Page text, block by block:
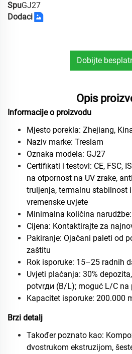
SpuGJ27
Dodaci
Dobijte
Opis
Informacije o proizvodu
Mjesto porekla: Zhejiang,
Naziv marke: Treslam
Oznaka modela: GJ27
Certifikati i testovi: CE, FSC,
na otpornost na UV zrake,
truljenja, termalnu stabilnost
vremenske uvjete
Minimalna količina
Cijena: Kontaktirajte za
Pakiranje: Ojačani paleti od
zaštitu
Rok isporuke: 15–25 radnih
Uvjeti plaćanja: 30%
potvrди (B/L); moguć L/C na
Kapacitet isporuke: 200.000
Brzi detalj
Također poznato kao:
dvostrukom ekstruzijom,